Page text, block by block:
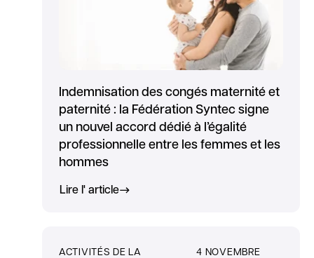
Indemnisation des congés maternité et
paternité : la Fédération Syntec signe
un nouvel accord dédié à l’égalité
professionnelle entre les femmes et les
hommes
Lire l' article
ACTIVITÉS DE LA
4 NOVEMBRE